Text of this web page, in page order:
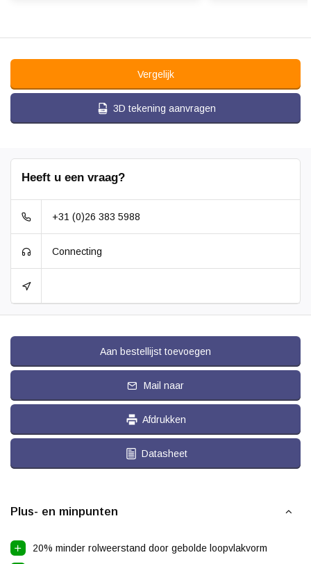
Vergelijk
3D tekening aanvragen
Heeft u een vraag?
+31 (0)26 383 5988
Connecting
Aan bestellijst toevoegen
Mail naar
Afdrukken
Datasheet
Plus- en minpunten
20% minder rolweerstand door gebolde loopvlakvorm